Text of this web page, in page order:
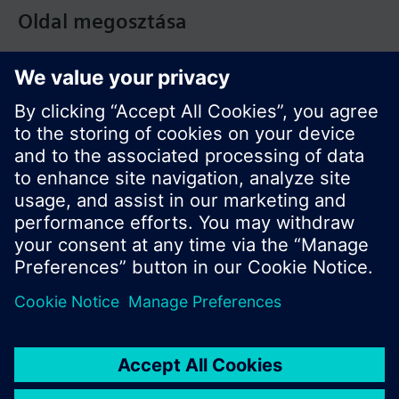
Oldal megosztása
© Siemens Switzerland Ltd. Building Technologies
Division - 2016
A termékválaszték és az árak országonként
Biztonsági előírás